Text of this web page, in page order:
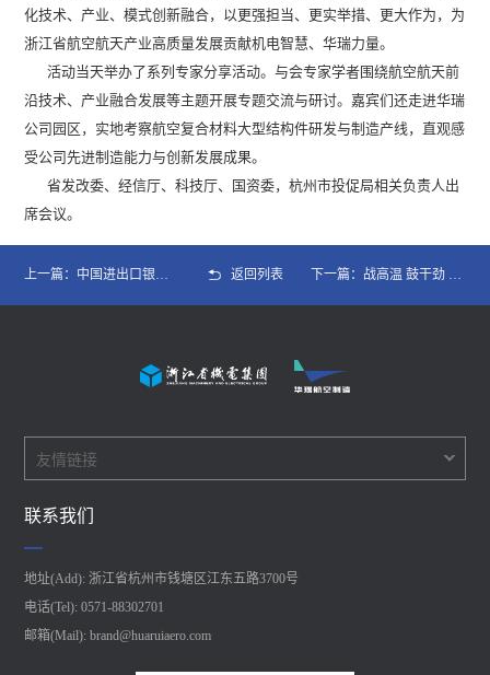
化技术、产业、模式创新融合，以更强担当、更实举措、更大作为，为
浙江省航空航天产业高质量发展贡献机电智慧、华瑞力量。
活动当天举办了系列专家分享活动。与会专家学者围绕航空航天前
沿技术、产业融合发展等主题开展专题交流与研讨。嘉宾们还走进华瑞
公司园区，实地考察航空复合材料大型结构件研发与制造产线，直观感
受公司先进制造能力与创新发展成果。
省发改委、经信厅、科技厅、国资委，杭州市投促局相关负责人出
席会议。
上一篇：中国进出口银行调研组赴华瑞公司调研 返回列表 下一篇：战高温 鼓干劲 送清凉|华瑞公司工会开展一线职工高温慰问活动
友情链接
联系我们
地址(Add): 浙江省杭州市钱塘区江东五路3700号
电话(Tel): 0571-88302701
邮箱(Mail): brand@huaruiaero.com